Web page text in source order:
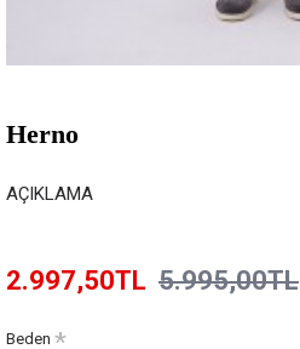
Herno
AÇIKLAMA
2.997,50TL 5.995,00TL
Beden